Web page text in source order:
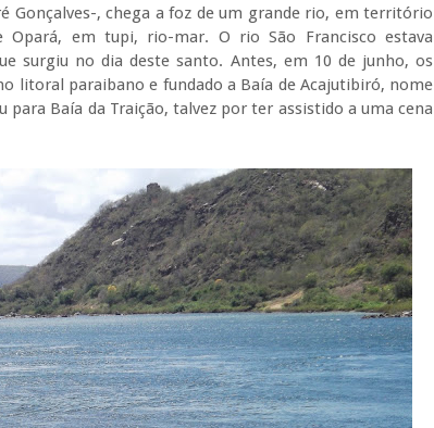
Gonçalves-, chega a foz de um grande rio, em território
Opará, em tupi, rio-mar. O rio São Francisco estava
surgiu no dia deste santo. Antes, em 10 de junho, os
litoral paraibano e fundado a Baía de Acajutibiró, nome
Baía da Traição, talvez por ter assistido a uma cena